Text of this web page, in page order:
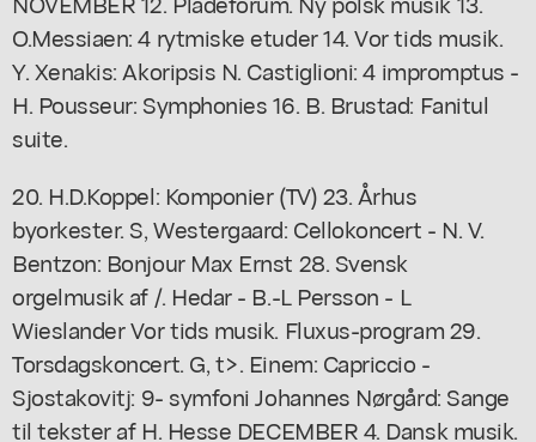
O.Messiaen: 4 rytmiske etuder 14. Vor tids musik.
Y. Xenakis: Akoripsis N. Castiglioni: 4 impromptus -
H. Pousseur: Symphonies 16. B. Brustad: Fanitul
suite.
20. H.D.Koppel: Komponier (TV) 23. Århus
byorkester. S, Westergaard: Cellokoncert - N. V.
Bentzon: Bonjour Max Ernst 28. Svensk
orgelmusik af /. Hedar - B.-L Persson - L
Wieslander Vor tids musik. Fluxus-program 29.
Torsdagskoncert. G, t>. Einem: Capriccio -
Sjostakovitj: 9- symfoni Johannes Nørgård: Sange
til tekster af H. Hesse DECEMBER 4. Dansk musik.